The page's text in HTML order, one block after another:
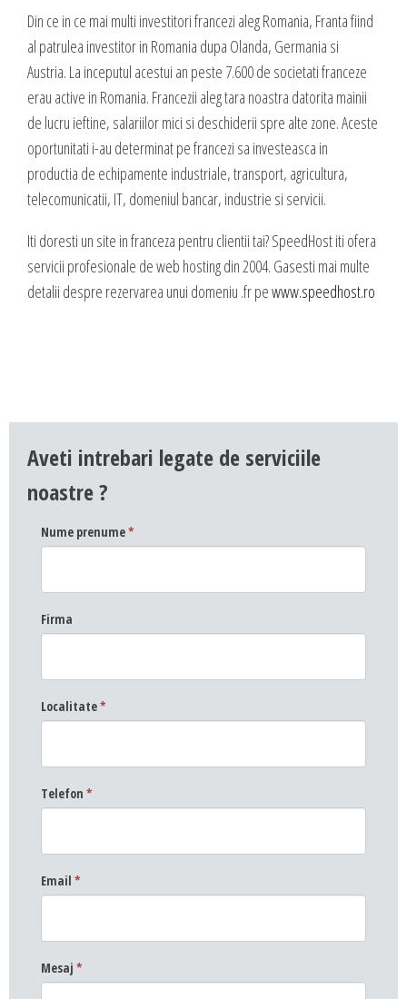
0356 44 24 24
Dow Media Consulting - Bucuresti
Spl. Independentei, Nr. 273
Bucuresti, Sector 6
021 310 72 37
Realizare / Administrare pagina Facebook
Servicii Copywriting
Servicii PR
Campanii integrate
Corporate blogging
DESIGN & PRINTING
Identitate vizuala, imagine
Grafica publicitara
Grafica pentru print
Din ce in ce mai multi investitori francezi aleg Romania, Franta fiind
al patrulea investitor in Romania dupa Olanda, Germania si
Austria. La inceputul acestui an peste 7.600 de societati franceze
erau active in Romania. Francezii aleg tara noastra datorita mainii
de lucru ieftine, salariilor mici si deschiderii spre alte zone. Aceste
oportunitati i-au determinat pe francezi sa investeasca in
productia de echipamente industriale, transport, agricultura,
telecomunicatii, IT, domeniul bancar, industrie si servicii.
Iti doresti un site in franceza pentru clientii tai? SpeedHost iti ofera
servicii profesionale de web hosting din 2004. Gasesti mai multe
detalii despre rezervarea unui domeniu .fr pewww.speedhost.ro
Aveti intrebari legate de serviciile
noastre ?
Nume prenume*
Firma
Localitate*
Telefon *
Email *
Mesaj *